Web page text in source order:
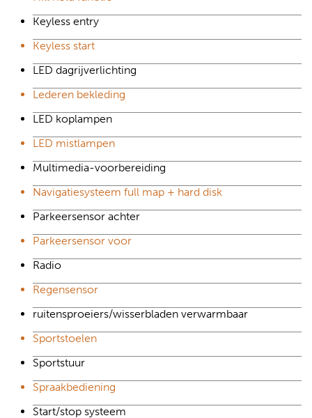
Keyless entry
Keyless start
LED dagrijverlichting
Lederen bekleding
LED koplampen
LED mistlampen
Multimedia-voorbereiding
Navigatiesysteem full map + hard disk
Parkeersensor achter
Parkeersensor voor
Radio
Regensensor
ruitensproeiers/wisserbladen verwarmbaar
Sportstoelen
Sportstuur
Spraakbediening
Start/stop systeem